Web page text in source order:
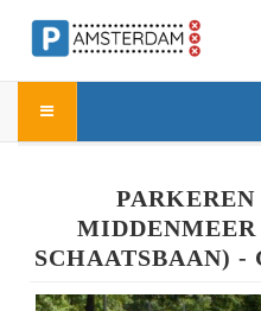
PARKEREN
MIDDENMEER
SCHAATSBAAN) -